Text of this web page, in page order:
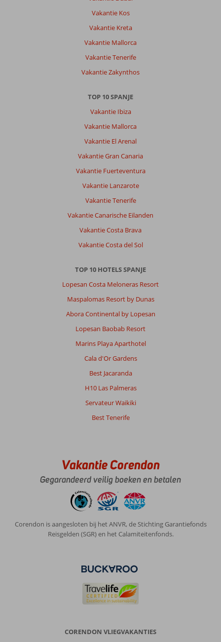
Vakantie Kos
Vakantie Kreta
Vakantie Mallorca
Vakantie Tenerife
Vakantie Zakynthos
TOP 10 SPANJE
Vakantie Ibiza
Vakantie Mallorca
Vakantie El Arenal
Vakantie Gran Canaria
Vakantie Fuerteventura
Vakantie Lanzarote
Vakantie Tenerife
Vakantie Canarische Eilanden
Vakantie Costa Brava
Vakantie Costa del Sol
TOP 10 HOTELS SPANJE
Lopesan Costa Meloneras Resort
Maspalomas Resort by Dunas
Abora Continental by Lopesan
Lopesan Baobab Resort
Marins Playa Aparthotel
Cala d'Or Gardens
Best Jacaranda
H10 Las Palmeras
Servateur Waikiki
Best Tenerife
Vakantie Corendon
Gegarandeerd veilig boeken en betalen
Corendon is aangesloten bij het ANVR, de Stichting Garantiefonds
Reisgelden (SGR) en het Calamiteitenfonds.
CORENDON VLIEGVAKANTIES